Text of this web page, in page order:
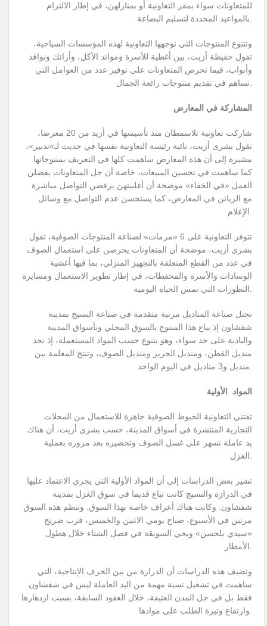
للمتعاونات سواء بمقر التعاونية أو بمنازلهن، في إطار الالتزام
وتتنوع المنتوجات التي توجهها التعاونية لهذه المؤسسات السياحية،
تقول حفيظة أزيت، بين أغطية للأسرة وموائد الأكل، وأرائك ونوافذ
وأبواب، فيما تحرص المتعاونات على توفير عدد من العوامل التي
تساهم في تقديم منتوجات رائعة الجمال.
المشاركة في المعارض
شاركت تعاونية تلاسمطان منذ تأسيسها في أزيد من 20 معرضا،
تقول بشرى أزيت، نائبة رئيسة التعاونية نفسها في حديث لـ»تدبير»،
مشيرة إلى أن هذه المعارض ساهمت كلها في التعريف بمنتوجاتها
كما ساهمت في تحسين المبيعات، خاصة أن جل المتعاونات يفضلن
العمل «في الخفاء» موضحة أن أغلبيتهن يرفضن التواصل مباشرة
مع الزبائن في المعارض، كما يستحسن عدم التواصل مع وسائل
تتوفر التعاونية على 6 «مرمات» لصناعة المنتوجات الصوفية، تقول
بشرى أزيت، موضحة أن المتعاونات يحرصن على استعمال الصوف
في عدد من القطع المتعلقة بالتجهيز المنزلي، بما فيها أغشية
الوسادات والأسرة والمحفظات، في إطار تطوير الاستعمال ومسايرة
تحتل صناعة المناديل مرتبة متقدمة في صناعة النسيج بمدينة
شفشاون إذ يباع هذا المنتوج بالسوق المحلي وبأسواق المدينة
والبادية على حد سواء، وهو يتنوع حسب المواد المستعملة، إذ نجد
منديل القطن، ومنديل الحرير ومنديل الصوف، وتنتج المعلمة بين
المواد الأولية
تقتني التعاونية الخيوط الصوفية جاهزة للاستعمال من المحلات
التجارية المنتشرة في أسواق المدينة، حسب بشرى أزيت، أن هناك
يد عاملة تسهر على غسل الصوف وتحضيره بعد مروره بعملية
تشير بعض الدراسات إلى أن المواد الأولية التي يجري الاعتماد عليها
في الدرازة والنسيج كانت تباع قديما في سوق الغزل بمدينة
شفشاون. وكانت هناك أعراف خاصة بهذا السوق. وتنظم هذه السوق
مرتين في الأسبوع، صباح يومي الاثنين والخميس، قرب ضريح
«سيدي بلحسن» وبحي السويقة في فصل الشتاء خلال هطول
وتضيف هذه الدراسات أن الدرازة من بين الحرف الإنتاجية، التي
ساهمت في تشغيل نسبة مهمة من اليد العاملة ليس في شفشاون
فقط بل في جل المدن العتيقة، خلال العقود السابقة، بسبب ازدهارها